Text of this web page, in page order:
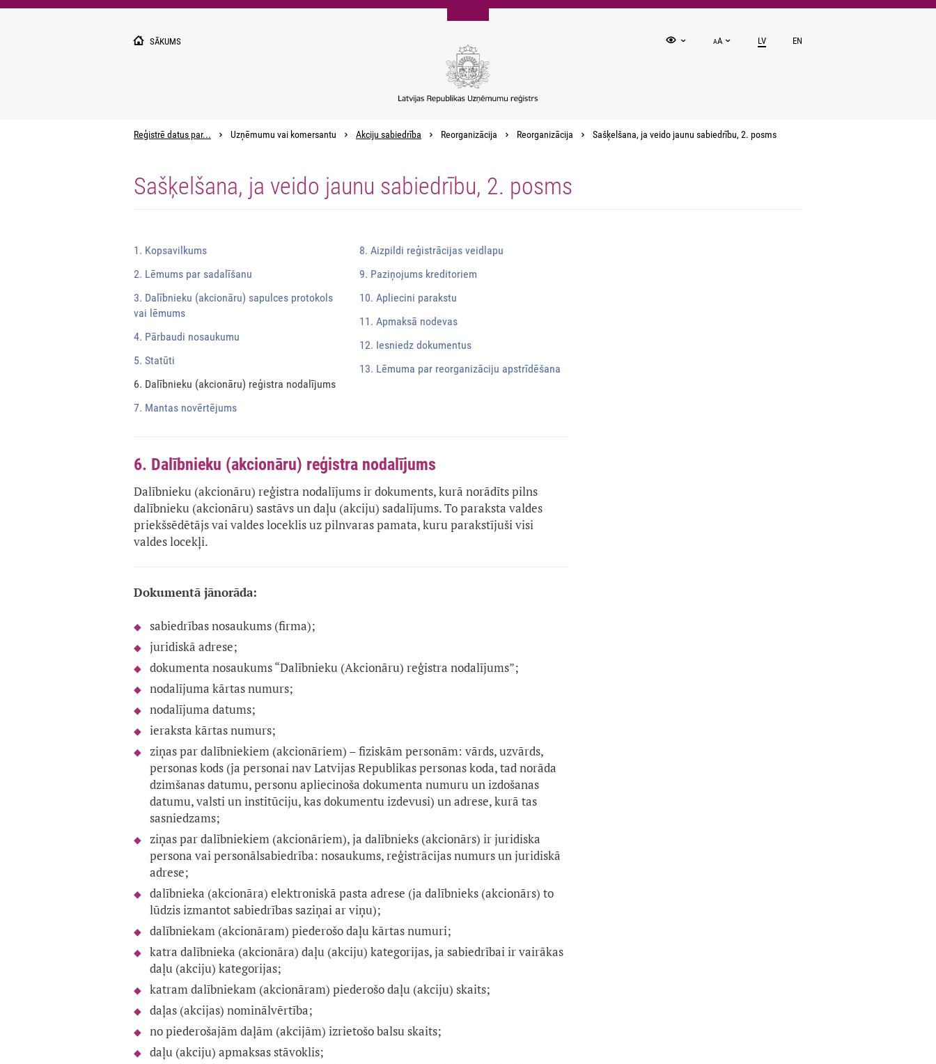
Pārlekt
SĀKUMS AA LV EN
Reģistrē datus par... Uzņēmumu vai komersantu Akciju sabiedrība Reorganizācija Reorganizācija Sašķelšana, ja veido jaunu sabiedrību, 2. posms
Sašķelšana, ja veido jaunu sabiedrību, 2. posms
1. Kopsavilkums
2. Lēmums par sadalīšanu
3. Dalībnieku (akcionāru) sapulces protokols
vai lēmums
4. Pārbaudi nosaukumu
5. Statūti
6. Dalībnieku (akcionāru) reģistra nodalījums
7. Mantas novērtējums
8. Aizpildi reģistrācijas veidlapu
9. Paziņojums kreditoriem
10. Apliecini parakstu
11. Apmaksā nodevas
12. Iesniedz dokumentus
13. Lēmuma par reorganizāciju apstrīdēšana
6. Dalībnieku (akcionāru) reģistra nodalījums
Dalībnieku (akcionāru) reģistra nodalījums ir dokuments, kurā norādīts pilns
dalībnieku (akcionāru) sastāvs un daļu (akciju) sadalījums. To paraksta valdes
priekšsēdētājs vai valdes loceklis uz pilnvaras pamata, kuru parakstījuši visi
valdes locekļi.
Dokumentā jānorāda:
sabiedrības nosaukums (firma);
juridiskā adrese;
dokumenta nosaukums “Dalībnieku (Akcionāru) reģistra nodalījums”;
nodalījuma kārtas numurs;
nodalījuma datums;
ieraksta kārtas numurs;
ziņas par dalībniekiem (akcionāriem) – fiziskām personām: vārds, uzvārds,
personas kods (ja personai nav Latvijas Republikas personas koda, tad norāda
dzimšanas datumu, personu apliecinoša dokumenta numuru un izdošanas
datumu, valsti un institūciju, kas dokumentu izdevusi) un adrese, kurā tas
sasniedzams;
ziņas par dalībniekiem (akcionāriem), ja dalībnieks (akcionārs) ir juridiska
persona vai personālsabiedrība: nosaukums, reģistrācijas numurs un juridiskā
adrese;
dalībnieka (akcionāra) elektroniskā pasta adrese (ja dalībnieks (akcionārs) to
lūdzis izmantot sabiedrības saziņai ar viņu);
dalībniekam (akcionāram) piederošo daļu kārtas numuri;
katra dalībnieka (akcionāra) daļu (akciju) kategorijas, ja sabiedrībai ir vairākas
daļu (akciju) kategorijas;
katram dalībniekam (akcionāram) piederošo daļu (akciju) skaits;
daļas (akcijas) nominālvērtība;
no piederošajām daļām (akcijām) izrietošo balsu skaits;
daļu (akciju) apmaksas stāvoklis;